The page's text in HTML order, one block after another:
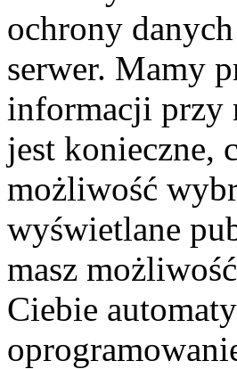
ochrony
serwer. Mamy
informacji przy
jest konieczne,
możliwość
wyświetlane
masz
Ciebie